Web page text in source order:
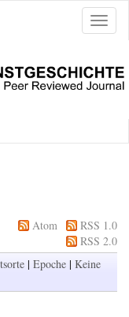
ein-/
Atom
RSS 1.0
RSS 2.0
| Epoche | Keine